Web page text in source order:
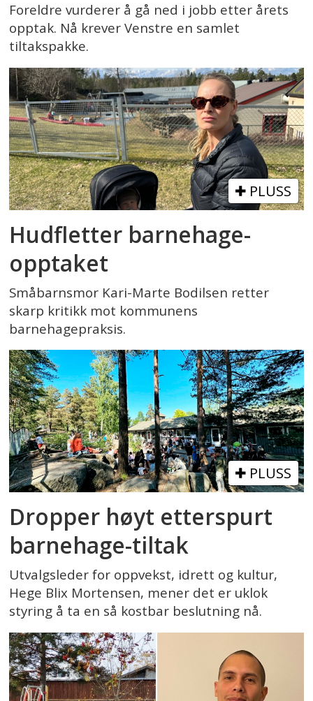
Foreldre vurderer å gå ned i jobb etter årets
opptak. Nå krever Venstre en samlet
tiltakspakke.
PLUSS
Hudfletter barnehage-
opptaket
Småbarnsmor Kari-Marte Bodilsen retter
skarp kritikk mot kommunens
barnehagepraksis.
PLUSS
Dropper høyt etterspurt
barnehage-tiltak
Utvalgsleder for oppvekst, idrett og kultur,
Hege Blix Mortensen, mener det er uklok
styring å ta en så kostbar beslutning nå.